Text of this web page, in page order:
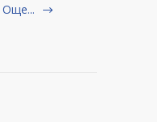
Още...